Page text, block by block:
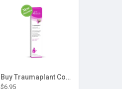
Buy Traumaplant Comfrey Cream | Pascoe Canada
$6.95